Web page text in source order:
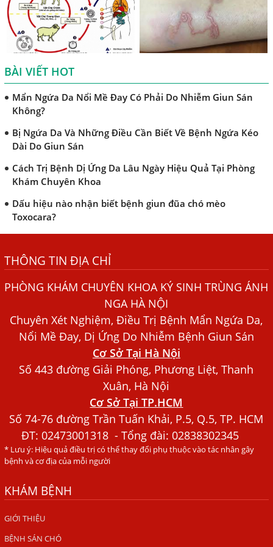
BÀI VIẾT HOT
Khi Trẻ Bị Dị Ứng Da Cần Làm Xét Nghiệm Gì Tìm Nguyên
Nhân Dị Ứng Da
Điều trị bệnh sán lá gan ở đâu?
Mẩn Ngứa Da Nổi Mề Đay Có Phải Do Nhiễm Giun Sán
Không?
Bị Ngứa Da Và Những Điều Cần Biết Về Bệnh Ngứa Kéo
Dài Do Giun Sán
Cách Trị Bệnh Dị Ứng Da Lâu Ngày Hiệu Quả Tại Phòng
Khám Chuyên Khoa
Dấu hiệu nào nhận biết bệnh giun đũa chó mèo
Toxocara?
Những điều cần biết về bệnh giun đũa chó mèo
Sán
Chó Trong Máu
Bác sĩ Nguyễn Ngọc Ánh Phòng Khám Ánh Nga Đề Tài
Nghiên Cứu Khoa
Xét Nghiệm Giun Sán Gồm Những Loại Nào? Chi Phí Bao
Người Đàn Ông Phát Ban Mẩn Đỏ Khắp Người, Sau Ba
Tháng Mới Tìm Ra Nguyên Nhân
Đau Mắt Đỏ, Nguyên Nhân Và Cách Điều Trị
HÀ NỘI – PHÁT BAN MẨN ĐỎ KHẮP NGƯỜI, ĐI KHÁM
PHÁT HIỆN NHIỄM KÝ SINH TRÙNG
TỔNG QUAN VỀ KÉM HẤP THU THỨC ĂN
HÀ NỘI – NHIỄM BA LOẠI KÝ SINH TRÙNG DO THÓI QUEN
ĂN MỘT MÓN ĂN SÁNG
THÔNG TIN ĐỊA CHỈ
PHÒNG KHÁM CHUYÊN KHOA KÝ SINH TRÙNG ÁNH
NGA HÀ NỘI
Chuyên Xét Nghiệm, Điều Trị Bệnh Mẩn Ngứa Da,
Nổi Mề Đay, Dị Ứng Do Nhiễm Bệnh Giun Sán
Cơ Sở Tại Hà Nội
Số 443 đường Giải Phóng, Phương Liệt, Thanh
Xuân, Hà Nội
Cơ Sở Tại TP.HCM
Số 74-76 đường Trần Tuấn Khải, P.5, Q.5, TP. HCM
ĐT:02473001318 - Tổng đài: 02838302345
* Lưu ý: Hiệu quả điều trị có thể thay đổi phụ thuộc vào tác nhân gây
bệnh và cơ địa của mỗi người
KHÁM BỆNH
GIỚI THIỆU
BỆNH SÁN CHÓ